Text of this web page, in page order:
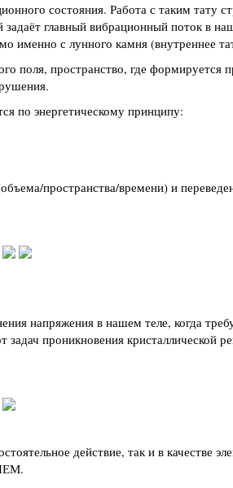
состояния. Работа с таким тату
главный вибрационный поток в
именно с лунного камня (внутреннее
поля, пространство, где формируется
по энергетическому принципу:
пространства/времени) и
напряжения в нашем теле, когда
задач проникновения кристаллической
действие, так и в качестве